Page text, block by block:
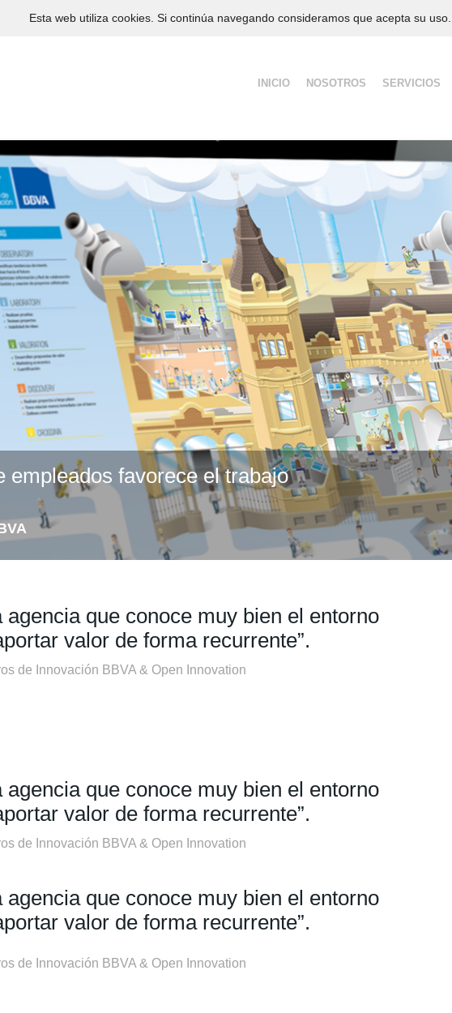
Esta web utiliza cookies. Si continúa navegando consideramos que acepta su uso.
Saltar
INICIO NOSOTROS SERVICIOS
empleados favorece el trabajo
agencia que conoce muy bien el entorno
valor de forma recurrente”.
de Innovación BBVA & Open Innovation
agencia que conoce muy bien el entorno
valor de forma recurrente”.
de Innovación BBVA & Open Innovation
agencia que conoce muy bien el entorno
valor de forma recurrente”.
de Innovación BBVA & Open Innovation